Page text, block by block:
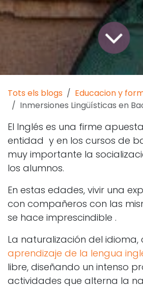
Tots els blogs
Educacion y
Inmersiones Lingüísticas en
El Inglés es una firme
entidad y en los cursos de
muy importante la
los alumnos.
En estas edades, vivir una
con compañeros con las
se hace imprescindible .
La naturalización del idioma,
aprendizaje de la lengua
libre, diseñando un intenso
actividades que alterna la